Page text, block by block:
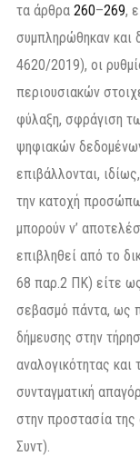
τα άρθρα 260–269,
συμπληρώθηκαν και
4620/2019), οι
περιουσιακών
φύλαξη, σφράγιση
ψηφιακών
επιβάλλονται,
την κατοχή
μπορούν ν’
επιβληθεί από το
68 παρ.2 ΠΚ) είτε
σεβασμό πάντα, ως
δήμευσης στην
αναλογικότητας
συνταγματική
στην προστασία
Συντ).